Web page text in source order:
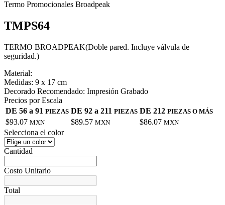
Termo Promocionales Broadpeak
TMPS64
TERMO BROADPEAK(Doble pared. Incluye válvula de
seguridad.)
Material:
Medidas: 9 x 17 cm
Decorado Recomendado: Impresión Grabado
Precios por Escala
DE 56 a 91 PIEZAS DE 92 a 211 PIEZAS DE 212 PIEZAS O MÁS
$93.07 MXN $89.57 MXN $86.07 MXN
Selecciona el color
Cantidad
Costo Unitario
Total